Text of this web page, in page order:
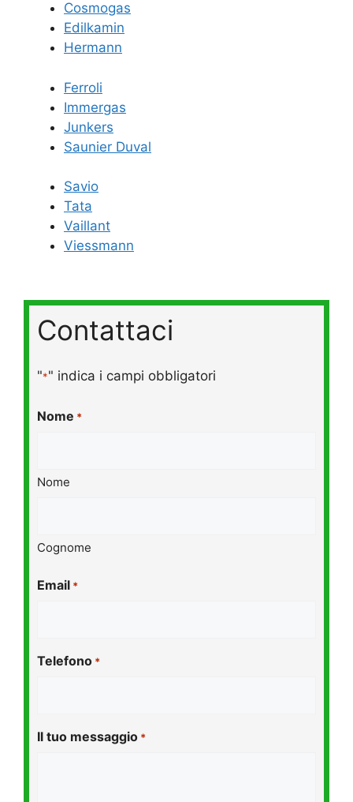
Cosmogas
Edilkamin
Hermann
Ferroli
Immergas
Junkers
Saunier Duval
Savio
Tata
Vaillant
Viessmann
Contattaci
"*" indica i campi obbligatori
Nome *
Nome
Cognome
Email *
Telefono *
Il tuo messaggio *